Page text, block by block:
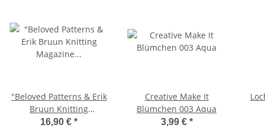
"Beloved Patterns & Erik
Bruun Knitting
Magazine 2/2025"
16,90 € *
Creative Make It
Blümchen 003 Aqua
3,99 € *